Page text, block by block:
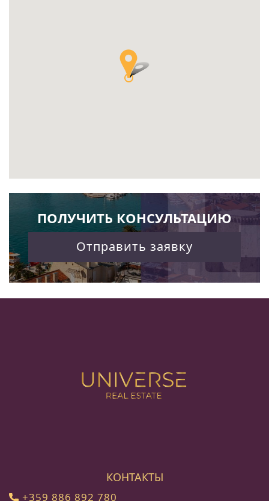
ПОЛУЧИТЬ КОНСУЛЬТАЦИЮ
Отправить заявку
КОНТАКТЫ
+359 886 892 780